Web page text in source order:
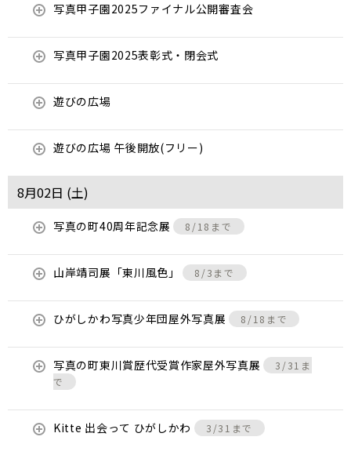
写真甲子園2025ファイナル公開審査会
写真甲子園2025表彰式・閉会式
遊びの広場
遊びの広場 午後開放(フリー)
8月02日 (土)
写真の町40周年記念展 8/18まで
山岸靖司展「東川風色」 8/3まで
ひがしかわ写真少年団屋外写真展 8/18まで
写真の町東川賞歴代受賞作家屋外写真展
3/31ま
で
Kitte 出会って ひがしかわ 3/31まで